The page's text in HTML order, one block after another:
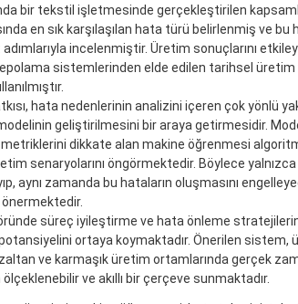
bir tekstil işletmesinde gerçekleştirilen
en sık karşılaşılan hata türü belirlenmiş ve bu
incelenmiştir. Üretim sonuçlarını
sistemlerinden elde edilen tarihsel üretim
hata nedenlerinin analizini içeren çok yönlü
geliştirilmesini bir araya getirmesidir.
dikkate alan makine öğrenmesi
senaryolarını öngörmektedir. Böylece yalnızca
aynı zamanda bu hataların oluşmasını
önermektedir.
süreç iyileştirme ve hata önleme
ortaya koymaktadır. Önerilen sistem,
ve karmaşık üretim ortamlarında gerçek
ve akıllı bir çerçeve sunmaktadır.